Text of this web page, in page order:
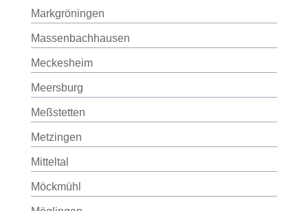
Markgröningen
Massenbachhausen
Meckesheim
Meersburg
Meßstetten
Metzingen
Mitteltal
Möckmühl